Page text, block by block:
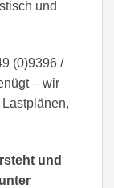
und
(0)9396 /
– wir
und